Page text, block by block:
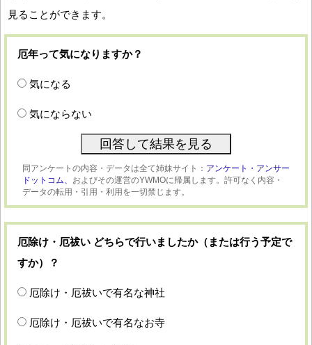
見ることができます。
厄年って気になりますか？
気になる
気にならない
同アンケートの内容・データは全て姉妹サイト： アンケート・アンサー
ドットコム、 およびその運営のYWMOに帰属します。許可なく内容・
データの転用・引用・利用を一切禁じます。
厄除け・厄祓い どちらで行いましたか（または行う予定で
すか）？
厄除け・厄祓いで有名な神社
厄除け・厄祓いで有名なお寺